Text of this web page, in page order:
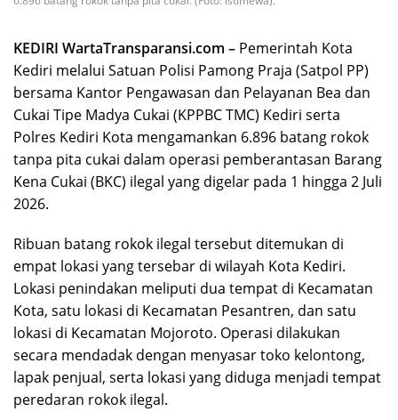
KEDIRI WartaTransparansi.com – Pemerintah Kota
Kediri melalui Satuan Polisi Pamong Praja (Satpol PP)
bersama Kantor Pengawasan dan Pelayanan Bea dan
Cukai Tipe Madya Cukai (KPPBC TMC) Kediri serta
Polres Kediri Kota mengamankan 6.896 batang rokok
tanpa pita cukai dalam operasi pemberantasan Barang
Kena Cukai (BKC) ilegal yang digelar pada 1 hingga 2 Juli
2026.
Ribuan batang rokok ilegal tersebut ditemukan di
empat lokasi yang tersebar di wilayah Kota Kediri.
Lokasi penindakan meliputi dua tempat di Kecamatan
Kota, satu lokasi di Kecamatan Pesantren, dan satu
lokasi di Kecamatan Mojoroto. Operasi dilakukan
secara mendadak dengan menyasar toko kelontong,
lapak penjual, serta lokasi yang diduga menjadi tempat
peredaran rokok ilegal.